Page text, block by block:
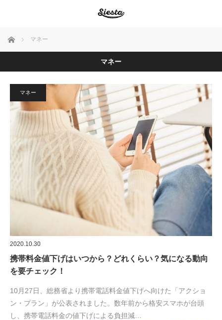
ホーム マネー
マネー
マネー
2020.10.30
携帯料金値下げはいつから？どれくらい？気になる動向
を要チェック！
10月27日、総務省より携帯電話料金値下げへ向けた「アクショ
ン・プラン」が公表されました。数年前から格安スマホが台頭
し、携帯電話料金の値下げによる負担減…